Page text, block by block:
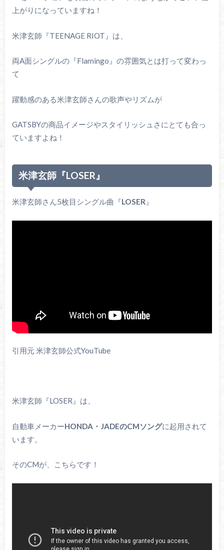
上がりになっていますね！
米津玄師『TEENAGE RIOT』は、
両A面シングルの『Flamingo』の雰囲気とは打って変わっ
て
躍動感のある米津玄師さんの歌声やリズムが
GATSBYの商品イメージやスタイリッシュさにとても合っ
ていますよね！
米津玄師『LOSER』
米津玄師さん5枚目シングル曲『LOSER 』
引用元 米津玄師公式YouTube
米津玄師『LOSER』は、
自動車メーカーHONDA・JADEのCMソングに起用されて
います。
そのCMが、こちらです！